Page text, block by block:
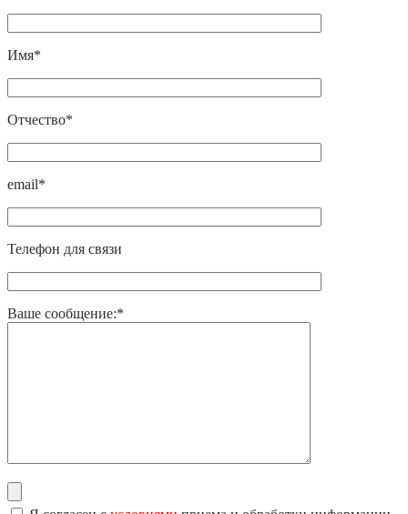
Имя*
Отчество*
email*
Телефон для связи
Ваше сообщение:*